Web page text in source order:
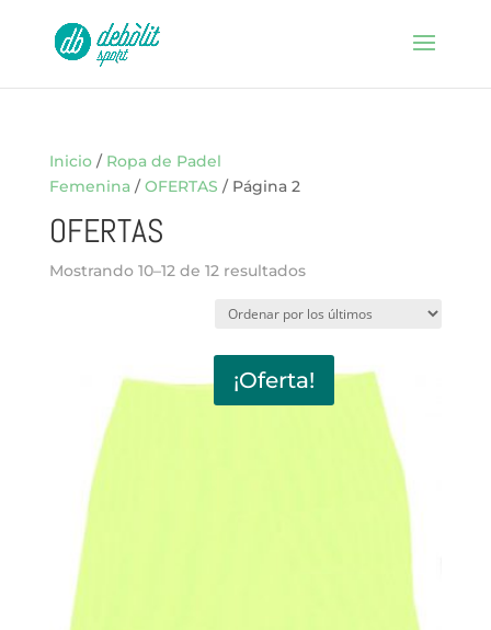
Inicio/ Ropa de Padel
Femenina /OFERTAS / Página 2
OFERTAS
Mostrando 10–12 de 12 resultadosOrdenado
los
¡Oferta!